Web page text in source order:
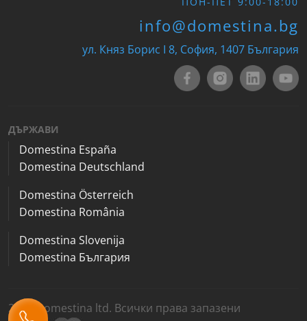
info@domestina.bg
ул. Княз Борис I 8, София, 1407 България
ДЪРЖАВИ
Domestina España
Domestina Deutschland
Domestina Österreich
Domestina România
Domestina Slovenija
Domestina България
2026 Domestina ltd. Всички права запазени